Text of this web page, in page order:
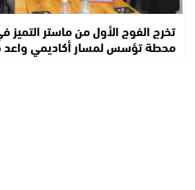
تخرج الفوج الأول من ماستر التميز
محطة تؤسس لمسار أكاديمي